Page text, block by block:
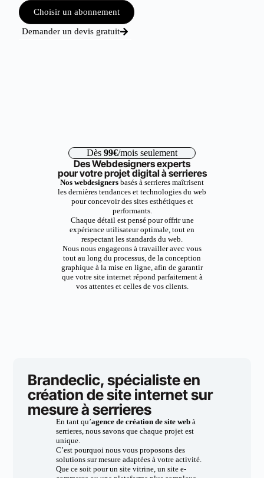
Choisir un abonnement
Demander un devis gratuit
Dès 99€/mois seulement
Des Webdesigners experts
pour votre projet digital à serrieres
Nos webdesigners basés à serrieres maîtrisent
les dernières tendances et technologies du web
pour concevoir des sites esthétiques et
performants.
Chaque détail est pensé pour offrir une
expérience utilisateur optimale, tout en
respectant les standards du web.
Nous nous engageons à travailler avec vous
tout au long du processus, de la conception
graphique à la mise en ligne, afin de garantir
que votre site internet répond parfaitement à
vos attentes et celles de vos clients.
Brandeclic, spécialiste en
création de site internet sur
mesure à serrieres
En tant qu’agence de création de site webà
serrieres, nous savons que chaque projet est
unique.
C’est pourquoi nous vous proposons des
solutions sur mesure adaptées à votre activité.
Que ce soit pour un site vitrine, un site e-